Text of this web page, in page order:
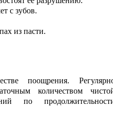
с зубов.
из пасти.
поощрения.
количеством
по